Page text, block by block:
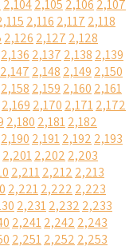
2,1042,105 2,106 2,107
2,116 2,117 2,118
2,126 2,127 2,128
2,136 2,137 2,138 2,139
2,147 2,148 2,149 2,150
2,158 2,159 2,160 2,161
2,169 2,170 2,1712,172
2,180 2,1812,182
2,190 2,1912,192 2,193
2,2012,202 2,203
2,2112,212 2,213
2,2212,222 2,223
2,2312,232 2,233
2,2412,242 2,243
2,2512,252 2,253